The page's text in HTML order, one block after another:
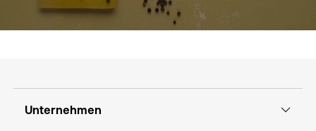
Unternehmen